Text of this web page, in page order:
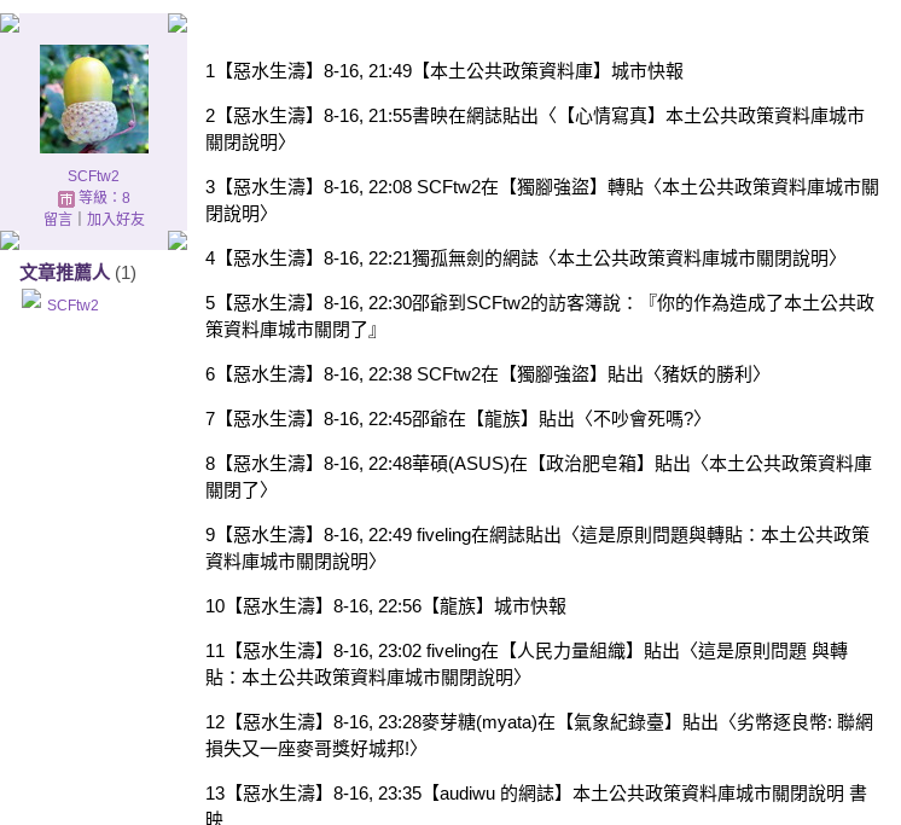
SCFtw2
等級：8
留言｜ 加入好友
文章推薦人 (1)
SCFtw2
1【惡水生濤】8-16, 21:49【本土公共政策資料庫】城市快報
2【惡水生濤】8-16, 21:55書映在網誌貼出〈【心情寫真】本土公共政策資料庫城市
關閉說明〉
3【惡水生濤】8-16, 22:08 SCFtw2在【獨腳強盜】轉貼〈本土公共政策資料庫城市關
閉說明〉
4【惡水生濤】8-16, 22:21獨孤無劍的網誌〈本土公共政策資料庫城市關閉說明〉
5【惡水生濤】8-16, 22:30邵爺到SCFtw2的訪客簿說：『你的作為造成了本土公共政
策資料庫城市關閉了』
6【惡水生濤】8-16, 22:38 SCFtw2在【獨腳強盜】貼出〈豬妖的勝利〉
7【惡水生濤】8-16, 22:45邵爺在【龍族】貼出〈不吵會死嗎?〉
8【惡水生濤】8-16, 22:48華碩(ASUS)在【政治肥皂箱】貼出〈本土公共政策資料庫
關閉了〉
9【惡水生濤】8-16, 22:49 fiveling在網誌貼出〈這是原則問題與轉貼：本土公共政策
資料庫城市關閉說明〉
10【惡水生濤】8-16, 22:56【龍族】城市快報
11【惡水生濤】8-16, 23:02 fiveling在【人民力量組織】貼出〈這是原則問題 與轉
貼：本土公共政策資料庫城市關閉說明〉
12【惡水生濤】8-16, 23:28麥芽糖(myata)在【氣象紀錄臺】貼出〈劣幣逐良幣: 聯網
損失又一座麥哥獎好城邦!〉
13【惡水生濤】8-16, 23:35【audiwu 的網誌】本土公共政策資料庫城市關閉說明 書
映